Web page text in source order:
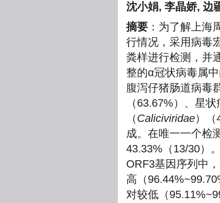
沈小娟, 李晶娇, 边
摘要 ：为了解上海
行情况，采用病毒
粪样进行检测，并
整的α冠状病毒属
腹泻仔猪肠道病毒
（63.67%）、星
（Caliciviridae）
成。在唯一一个检
43.33%（13/30）
ORF3基因序列中
高（
对较低（